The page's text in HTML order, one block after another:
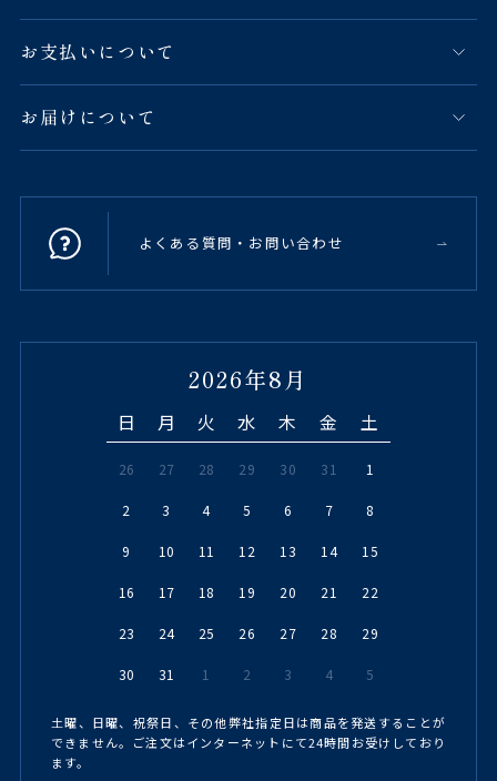
お支払いについて
お届けについて
よくある質問・お問い合わせ
2026年8月
日 月 火 水 木 金 土
26 27 28 29 30 31 1
2 3 4 5 6 7 8
9 10 11 12 13 14 15
16 17 18 19 20 21 22
23 24 25 26 27 28 29
30 31 1 2 3 4 5
土曜、日曜、祝祭日、その他弊社指定日は商品を発送することが
できません。ご注文はインターネットにて24時間お受けしており
ます。